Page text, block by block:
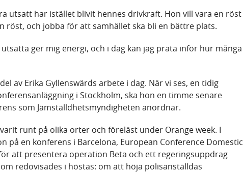
utsatt har istället blivit hennes drivkraft. Hon vill vara en röst
röst, och jobba för att samhället ska bli en bättre plats.
ger mig energi, och i dag kan jag prata inför hur många
av Erika Gyllenswärds arbete i dag. När vi ses, en tidig
i Stockholm, ska hon en timme senare
som Jämställdhetsmyndigheten anordnar.
runt på olika orter och föreläst under Orange week. I
på en konferens i Barcelona, European Conference Domestic
att presentera operation Beta och ett regeringsuppdrag
redovisades i höstas: om att höja polisanställdas